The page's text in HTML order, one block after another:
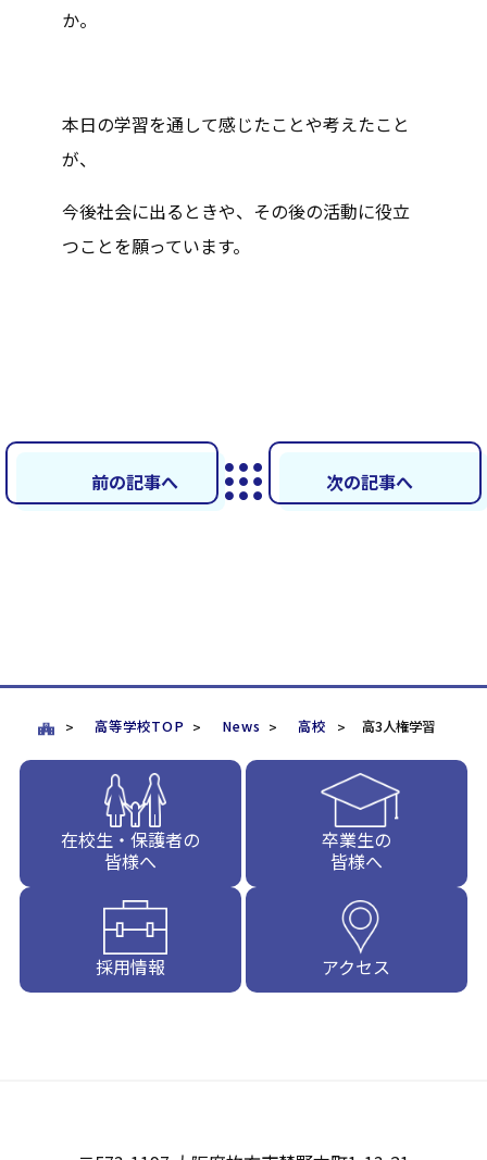
か。
本日の学習を通して感じたことや考えたこと
が、
今後社会に出るときや、その後の活動に役立
つことを願っています。
前の記事へ 次の記事へ
高等学校TOP News 高校 高3人権学習
在校生・保護者の
皆様へ
卒業生の
皆様へ
採用情報 アクセス